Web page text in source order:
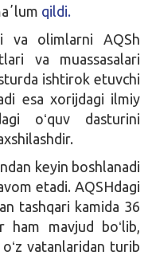
qildi.
va olimlarni AQSh
va muassasalari
ishtirok etuvchi
esa xorijdagi ilmiy
oʻquv dasturini
keyin boshlanadi
etadi. AQSHdagi
tashqari kamida 36
mavjud boʻlib,
vatanlaridan turib